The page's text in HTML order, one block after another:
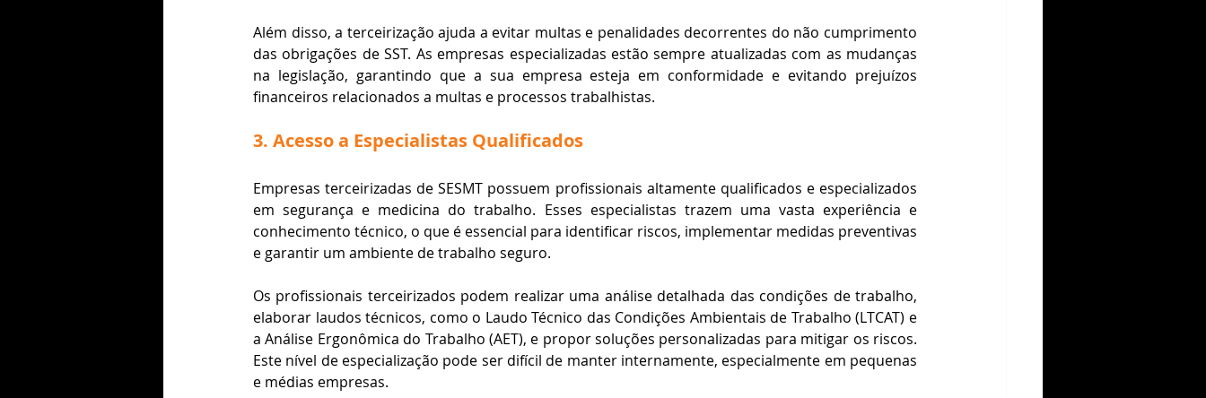
Além disso, a terceirização ajuda a evitar multas e penalidades decorrentes do não cumprimento
das obrigações de SST. As empresas especializadas estão sempre atualizadas com as mudanças
na legislação, garantindo que a sua empresa esteja em conformidade e evitando prejuízos
financeiros relacionados a multas e processos trabalhistas​​.
3. Acesso a Especialistas Qualificados
Empresas terceirizadas de SESMT possuem profissionais altamente qualificados e especializados
em segurança e medicina do trabalho. Esses especialistas trazem uma vasta experiência e
conhecimento técnico, o que é essencial para identificar riscos, implementar medidas preventivas
e garantir um ambiente de trabalho seguro.
Os profissionais terceirizados podem realizar uma análise detalhada das condições de trabalho,
elaborar laudos técnicos, como o Laudo Técnico das Condições Ambientais de Trabalho (LTCAT) e
a Análise Ergonômica do Trabalho (AET), e propor soluções personalizadas para mitigar os riscos​​.
Este nível de especialização pode ser difícil de manter internamente, especialmente em pequenas
e médias empresas.